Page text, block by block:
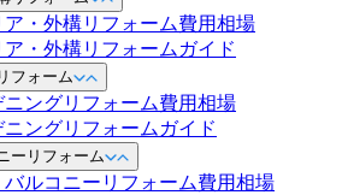
ア・外構リフォーム費用相場
・外構リフォームガイド
フォーム
ニングリフォーム費用相場
ングリフォームガイド
ーリフォーム
ルコニーリフォーム費用相場